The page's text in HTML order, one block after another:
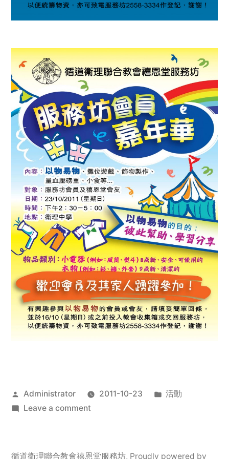
Posted
by
Administrator 2011-10-23
Posted
活動
Leave a commenton
服
循道衛理聯合教會禧恩堂服務坊, Proudly powered by